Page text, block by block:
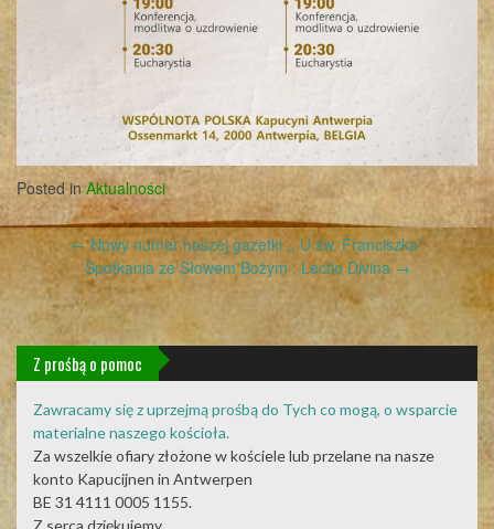
Posted inAktualności
Post
navigation
←Nowy numer naszej gazetki ,, U św. Franciszka”
Spotkania ze Słowem Bożym , Lectio Divina→
Z prośbą o pomoc
Zawracamy się z uprzejmą prośbą do Tych co mogą, o wsparcie
materialne naszego kościoła.
Za wszelkie ofiary złożone w kościele lub przelane na nasze
konto Kapucijnen in Antwerpen
BE 31 4111 0005 1155.